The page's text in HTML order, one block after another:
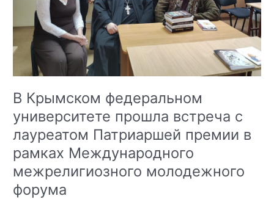
2025»
В Крымском федеральном
университете прошла встреча с
лауреатом Патриаршей премии в
рамках Международного
межрелигиозного молодежного
форума